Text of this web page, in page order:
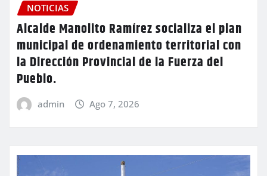
NOTICIAS
Alcalde Manolito Ramírez socializa el plan
municipal de ordenamiento territorial con
la Dirección Provincial de la Fuerza del
Pueblo.
admin Ago 7, 2026